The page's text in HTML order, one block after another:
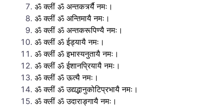
ॐ क्लीं ॐ अन्तकर्त्र्यै नमः।
ॐ क्लीं ॐ अन्तिमायै नमः।
ॐ क्लीं ॐ अन्तकरूपिण्यै नमः।
ॐ क्लीं ॐ ईड्यायै नमः।
ॐ क्लीं ॐ इभास्यनुतायै नमः।
ॐ क्लीं ॐ ईशानप्रियायै नमः।
ॐ क्लीं ॐ ऊत्यै नमः।
ॐ क्लीं ॐ उद्यद्भानुकोटिप्रभायै नमः।
ॐ क्लीं ॐ उदाराङ्गायै नमः।